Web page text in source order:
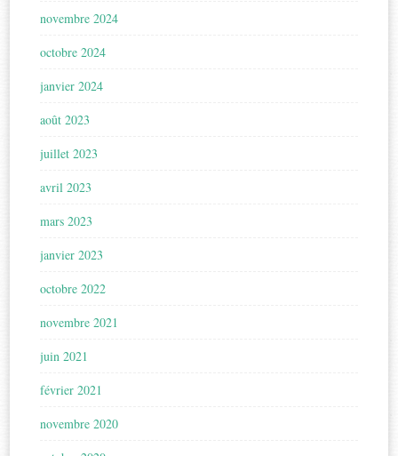
novembre 2024
octobre 2024
janvier 2024
août 2023
juillet 2023
avril 2023
mars 2023
janvier 2023
octobre 2022
novembre 2021
juin 2021
février 2021
novembre 2020